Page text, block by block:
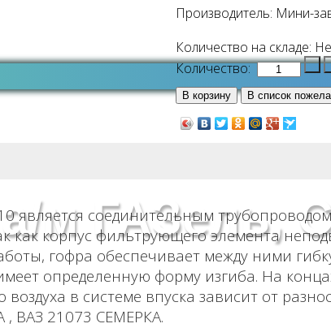
а/м ГАЗель,
Производитель: Мини-
Количество на складе:
Количество:
является соединительным
как корпус фильтрующего элемента
гофра обеспечивает между ними
определенную форму изгиба. На
в системе впуска зависит от
ВАЗ 21073 СЕМЕРКА.